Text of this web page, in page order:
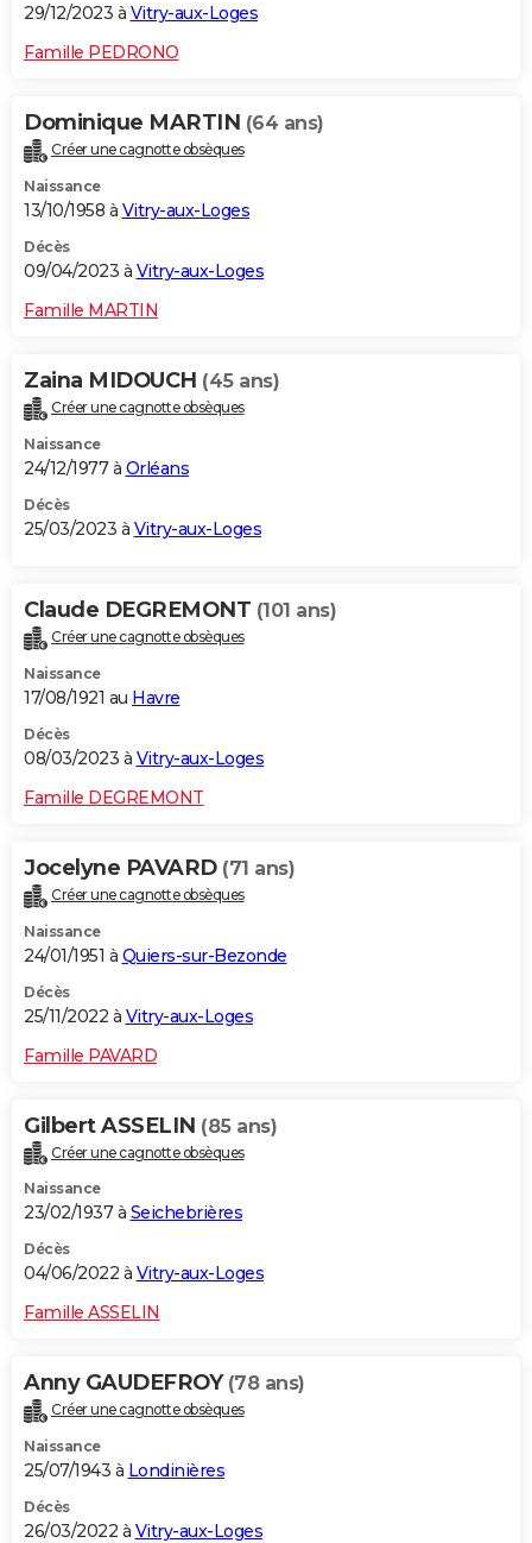
29/12/2023 à Vitry-aux-Loges
Famille PEDRONO
Dominique MARTIN (64 ans)
Créer une cagnotte obsèques
Naissance
13/10/1958 à Vitry-aux-Loges
Décès
09/04/2023 à Vitry-aux-Loges
Famille MARTIN
Zaina MIDOUCH (45 ans)
Créer une cagnotte obsèques
Naissance
24/12/1977 à Orléans
Décès
25/03/2023 à Vitry-aux-Loges
Claude DEGREMONT (101 ans)
Créer une cagnotte obsèques
Naissance
17/08/1921 au Havre
Décès
08/03/2023 à Vitry-aux-Loges
Famille DEGREMONT
Jocelyne PAVARD (71 ans)
Créer une cagnotte obsèques
Naissance
24/01/1951 à Quiers-sur-Bezonde
Décès
25/11/2022 à Vitry-aux-Loges
Famille PAVARD
Gilbert ASSELIN (85 ans)
Créer une cagnotte obsèques
Naissance
23/02/1937 à Seichebrières
Décès
04/06/2022 à Vitry-aux-Loges
Famille ASSELIN
Anny GAUDEFROY (78 ans)
Créer une cagnotte obsèques
Naissance
25/07/1943 à Londinières
Décès
26/03/2022 à Vitry-aux-Loges